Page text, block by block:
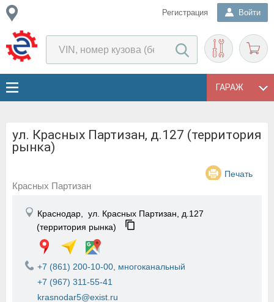
Регистрация Войти
ГАРАЖ
ул. Красных Партизан, д.127 (территория
рынка)
Печать
Красных Партизан
Краснодар, ул. Красных Партизан, д.127
(территория рынка)
+7 (861) 200-10-00, многоканальный
+7 (967) 311-55-41
krasnodar5@exist.ru